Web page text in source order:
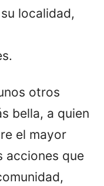
localidad,
otros
bella, a quien
el mayor
acciones que